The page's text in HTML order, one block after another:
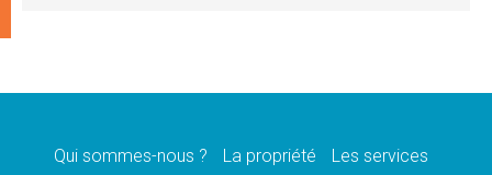
08.08.2026
08.08.2026
Qui sommes-nous ? La propriété
Les services